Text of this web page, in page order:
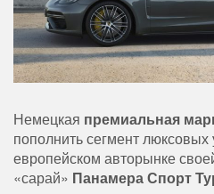
Немецкая премиальная
пополнить сегмент
европейском авторынке
«сарай» Панамера Спорт